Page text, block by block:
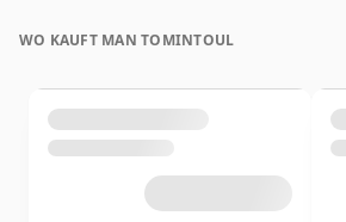
WO KAUFT MAN TOMINTOUL